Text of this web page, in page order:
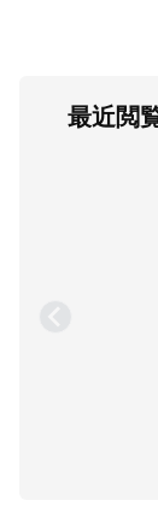
最近閲